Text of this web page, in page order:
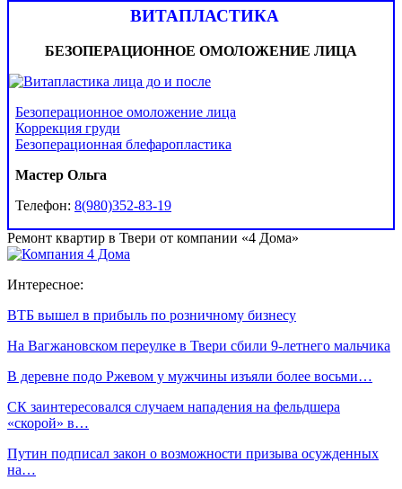
ВИТАПЛАСТИКА
БЕЗОПЕРАЦИОННОЕ ОМОЛОЖЕНИЕ ЛИЦА
Безоперационное омоложение лица
Коррекция груди
Безоперационная блефаропластика
Мастер Ольга
Телефон: 8(980)352-83-19
Ремонт квартир в Твери от компании «4 Дома»
Интересное:
ВТБ вышел в прибыль по розничному бизнесу
На Вагжановском переулке в Твери сбили 9-летнего мальчика
В деревне подо Ржевом у мужчины изъяли более восьми…
СК заинтересовался случаем нападения на фельдшера
«скорой» в…
Путин подписал закон о возможности призыва осужденных
на…